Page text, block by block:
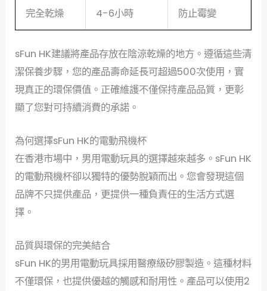
完全乾燥 4-6小時 防止霉變
sFun HK建議將產品存放在陰涼乾燥的地方。遵循這些清
潔保養步驟，您的產品壽命延長可超過500次使用，實
現真正的環保價值。正確維護不僅保持產品品質，更彰
顯了您對可持續消費的承諾。
為何選擇sFun HK的電動飛機杯
在香港市場中，男用電動玩具的選擇越來越多。sFun HK
的電動飛機杯卻以獨特的優勢脫穎而出。您會發現這個
品牌不只提供產品，更提供一種負責任的生活方式選
擇。
品質與環保的完美結合
sFun HK的男用電動玩具採用醫療級矽膠製造。這種材料
不僅環保，也提供優越的觸感和耐用性。產品可以使用2